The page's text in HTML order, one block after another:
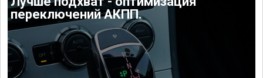
переключений АКПП.